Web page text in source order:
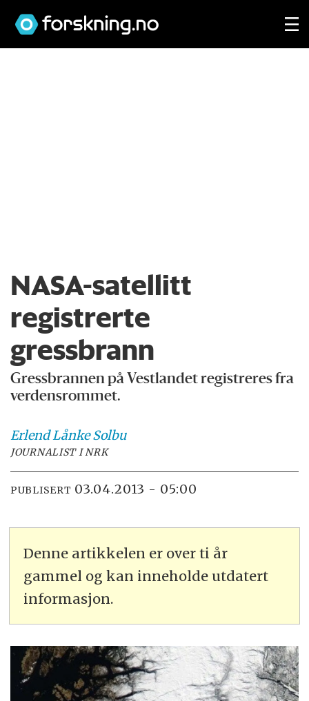
NASA-satellitt
registrerte
gressbrann
Gressbrannen på Vestlandet registreres fra
verdensrommet.
ErlendLånke Solbu
JOURNALIST I NRK
PUBLISERT 03.04.2013 - 05:00
Denne artikkelen er over ti år
gammel og kan inneholde utdatert
informasjon.